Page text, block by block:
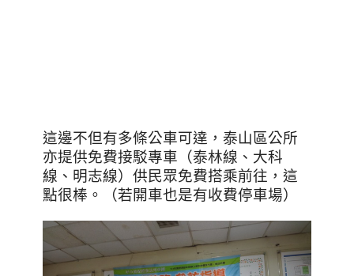
這邊不但有多條公車可達，泰山區公所
亦提供免費接駁專車（泰林線、大科
線、明志線）供民眾免費搭乘前往，這
點很棒。（若開車也是有收費停車場）